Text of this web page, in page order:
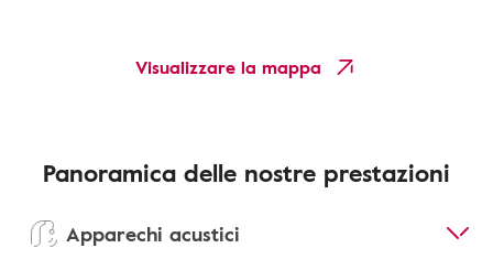
Visualizzare la mappa
Panoramica delle nostre prestazioni
Apparechi acustici